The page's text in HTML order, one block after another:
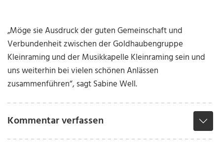
„Möge sie Ausdruck der guten Gemeinschaft und
Verbundenheit zwischen der Goldhaubengruppe
Kleinraming und der Musikkapelle Kleinraming sein und
uns weiterhin bei vielen schönen Anlässen
zusammenführen“, sagt Sabine Well.
Kommentar verfassen